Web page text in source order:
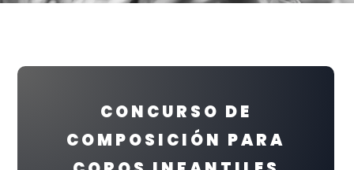
CONCURSO DE
COMPOSICIÓN PARA